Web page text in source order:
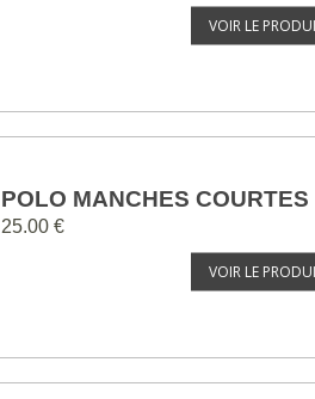
VOIR LE
POLO MANCHES COURTES
25.00 €
VOIR LE